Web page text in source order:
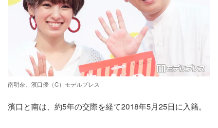
南明奈、濱口優（C）モデルプレス
濱口と南は、約5年の交際を経て2018年5月25日に入籍。